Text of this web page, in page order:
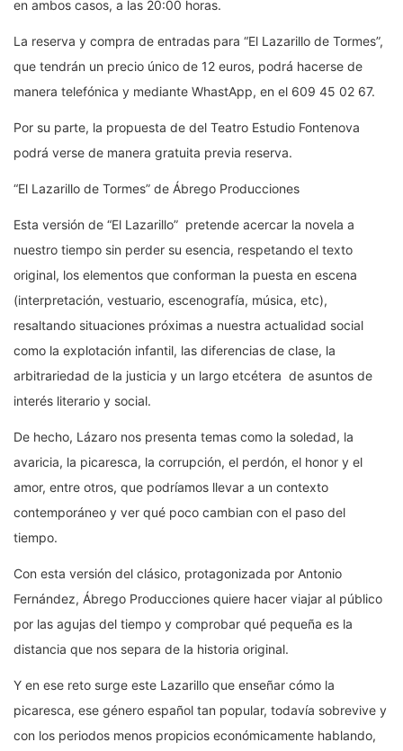
en ambos casos, a las 20:00 horas.
La reserva y compra de entradas para “El Lazarillo de Tormes”,
que tendrán un precio único de 12 euros, podrá hacerse de
manera telefónica y mediante WhastApp, en el 609 45 02 67.
Por su parte, la propuesta de del Teatro Estudio Fontenova
podrá verse de manera gratuita previa reserva.
“El Lazarillo de Tormes” de Ábrego Producciones
Esta versión de “El Lazarillo” pretende acercar la novela a
nuestro tiempo sin perder su esencia, respetando el texto
original, los elementos que conforman la puesta en escena
(interpretación, vestuario, escenografía, música, etc),
resaltando situaciones próximas a nuestra actualidad social
como la explotación infantil, las diferencias de clase, la
arbitrariedad de la justicia y un largo etcétera de asuntos de
interés literario y social.
De hecho, Lázaro nos presenta temas como la soledad, la
avaricia, la picaresca, la corrupción, el perdón, el honor y el
amor, entre otros, que podríamos llevar a un contexto
contemporáneo y ver qué poco cambian con el paso del
tiempo.
Con esta versión del clásico, protagonizada por Antonio
Fernández, Ábrego Producciones quiere hacer viajar al público
por las agujas del tiempo y comprobar qué pequeña es la
distancia que nos separa de la historia original.
Y en ese reto surge este Lazarillo que enseñar cómo la
picaresca, ese género español tan popular, todavía sobrevive y
con los periodos menos propicios económicamente hablando,